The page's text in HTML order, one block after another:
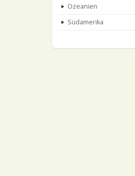
Ozeanien
Südamerika